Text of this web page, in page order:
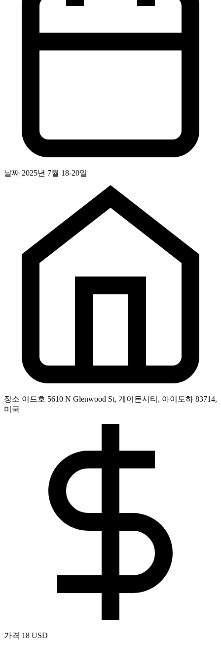
날짜 2025년 7월 18-20일
장소 이드호 5610 N Glenwood St, 게이든시티, 아이도하 83714,
미국
가격 18 USD